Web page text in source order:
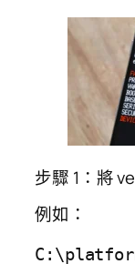
步驟 1：將
例如：